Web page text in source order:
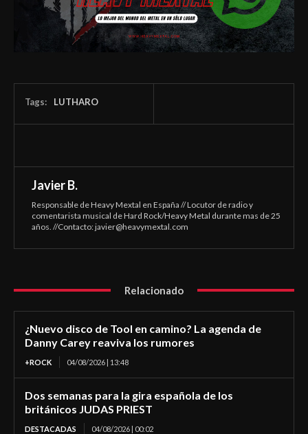
Tags: LUTHARO
Javier B.
Responsable de Heavy Mextal en España // Locutor de radio y
comentarista musical de Hard Rock/Heavy Metal durante mas de 25
años. //Contacto:javier@heavymextal.com
Relacionado
¿Nuevo disco de Tool en camino? La agenda de
Danny Carey reaviva los rumores
+ROCK 04/08/2026 | 13:48
Dos semanas para la gira española de los
británicos JUDAS PRIEST
DESTACADAS 04/08/2026 | 00:02